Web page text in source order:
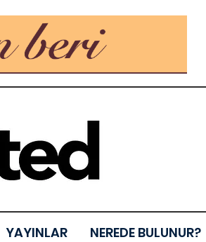
YAYINLAR NEREDE BULUNUR?